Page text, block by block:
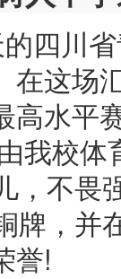
四川
在这场
高水平
我校
，不畏
牌，并
誉!